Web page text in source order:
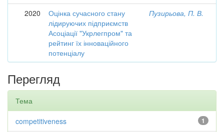
2020
Оцінка сучасного стану
лідируючих підприємств
Асоціації "Укрлегпром" та
рейтинг їх інноваційного
потенціалу
Пузирьова, П. В.
Перегляд
Тема
1
competitiveness